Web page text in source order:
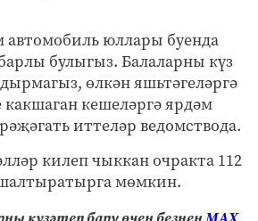
автомобиль юллары буенда
булыгыз. Балаларны күз
өлкән яшьтәгеләргә
какшаган кешеләргә ярдәм
иттеләр ведомствода.
килеп чыккан очракта 112
мөмкин.